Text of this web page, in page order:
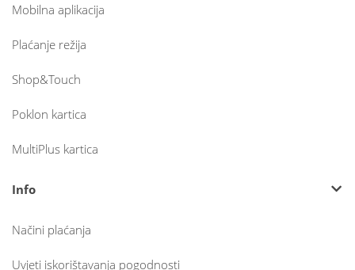
Mobilna aplikacija
Plaćanje režija
Shop&Touch
Poklon kartica
MultiPlus kartica
Info
Načini plaćanja
Uvjeti iskorištavanja pogodnosti